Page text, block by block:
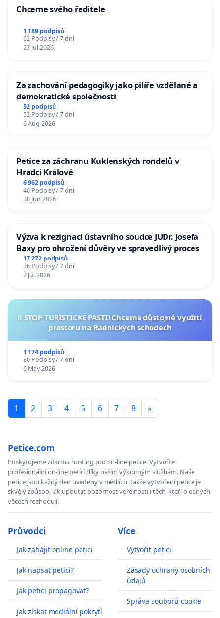
Chceme svého ředitele
1 189 podpisů
62 Podpisy / 7 dní
23 Jul 2026
Za zachování pedagogiky jako pilíře vzdělané a
demokratické společnosti
52 podpisů
52 Podpisy / 7 dní
6 Aug 2026
Petice za záchranu Kuklenských rondelů v
Hradci Králové
6 962 podpisů
40 Podpisy / 7 dní
30 Jun 2026
Výzva k rezignaci ústavního soudce JUDr. Josefa
Baxy pro ohrožení důvěry ve spravedlivý proces
17 272 podpisů
36 Podpisy / 7 dní
2 Jul 2026
‼️ STOP TURISTICKÉ PASTI! Chceme důstojné využití
prostoru na Radnických schodech
1 174 podpisů
30 Podpisy / 7 dní
6 May 2026
1 2 3 4 5 6 7 8 »
Petice.com
Poskytujeme zdarma hosting pro on-line petice. Vytvořte
profesionální on-line petici díky našim výkonným službám. Naše
petice jsou každý den uvedeny v médiích, takže vytvoření petice je
skvělý způsob, jak upoutat pozornost veřejnosti i těch, kteří o daných
věcech rozhodují.
Průvodci
Jak zahájit online petici
Jak napsat petici?
Jak petici propagovat?
Jak získat mediální pokrytí
Více
Vytvořit petici
Zásady ochrany osobních
údajů
Správa souborů cookie